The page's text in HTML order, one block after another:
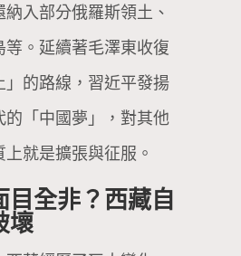
入部分俄羅斯領土、
等。延續著毛澤東收復
」的路線，習近平發揚
的「中國夢」，對其他
上就是擴張與征服。
目全非？西藏自
壞